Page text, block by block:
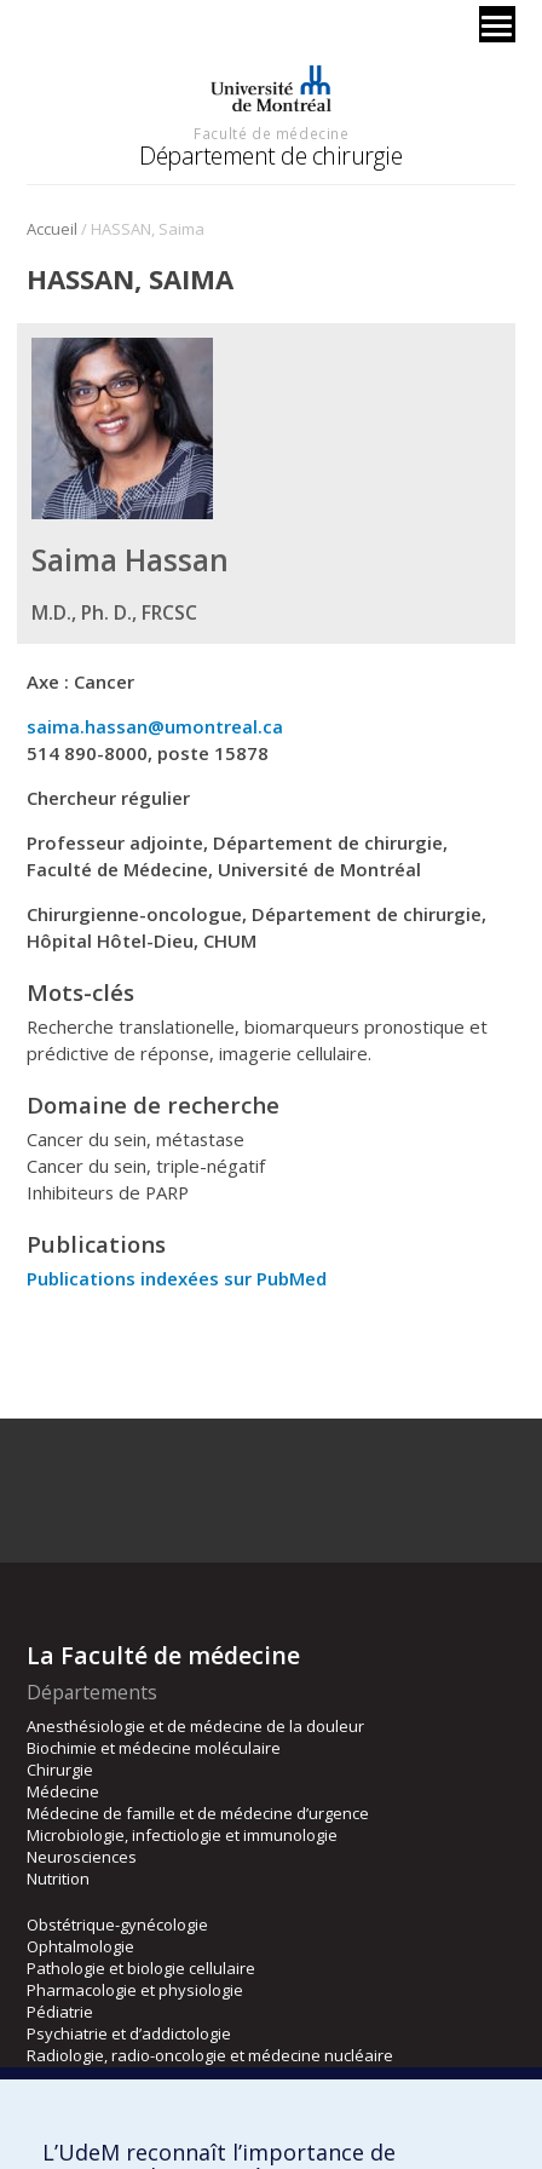
Faculté de médecine
Département de chirurgie
Accueil / HASSAN, Saima
HASSAN, SAIMA
Saima Hassan
M.D., Ph. D., FRCSC
Axe : Cancer
saima.hassan@umontreal.ca
514 890-8000, poste 15878
Chercheur régulier
Professeur adjointe, Département de chirurgie,
Faculté de Médecine, Université de Montréal
Chirurgienne-oncologue, Département de chirurgie,
Hôpital Hôtel-Dieu, CHUM
Mots-clés
Recherche translationelle, biomarqueurs pronostique et
prédictive de réponse, imagerie cellulaire.
Domaine de recherche
Cancer du sein, métastase
Cancer du sein, triple-négatif
Inhibiteurs de PARP
Publications
Publications indexées sur PubMed
La Faculté de médecine
Départements
Anesthésiologie et de médecine de la douleur
Biochimie et médecine moléculaire
Chirurgie
Médecine
Médecine de famille et de médecine d’urgence
Microbiologie, infectiologie et immunologie
Neurosciences
Nutrition
Obstétrique-gynécologie
Ophtalmologie
Pathologie et biologie cellulaire
Pharmacologie et physiologie
Pédiatrie
Psychiatrie et d’addictologie
Radiologie, radio-oncologie et médecine nucléaire
L’UdeM reconnaît l’importance de